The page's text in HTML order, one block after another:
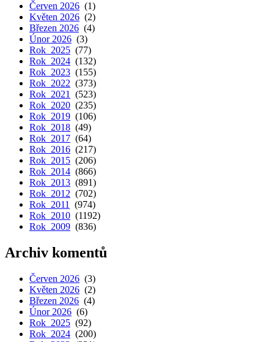
Červen 2026 (1)
Květen 2026 (2)
Březen 2026 (4)
Únor 2026 (3)
Rok 2025 (77)
Rok 2024 (132)
Rok 2023 (155)
Rok 2022 (373)
Rok 2021 (523)
Rok 2020 (235)
Rok 2019 (106)
Rok 2018 (49)
Rok 2017 (64)
Rok 2016 (217)
Rok 2015 (206)
Rok 2014 (866)
Rok 2013 (891)
Rok 2012 (702)
Rok 2011 (974)
Rok 2010 (1192)
Rok 2009 (836)
Archiv komentů
Červen 2026 (3)
Květen 2026 (2)
Březen 2026 (4)
Únor 2026 (6)
Rok 2025 (92)
Rok 2024 (200)